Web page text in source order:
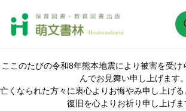
ここのたびの令和8年熊本地震により被害を受
んでお見舞い申し上げます。
亡くなられた方々に衷心よりお悔やみ申し上げ
復旧を心よりお祈り申し上げま